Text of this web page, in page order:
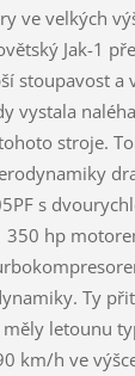
ve velkých
Jak-1
stoupavost
vystala
stroje.
s
hp
Ty
letounu
km/h ve